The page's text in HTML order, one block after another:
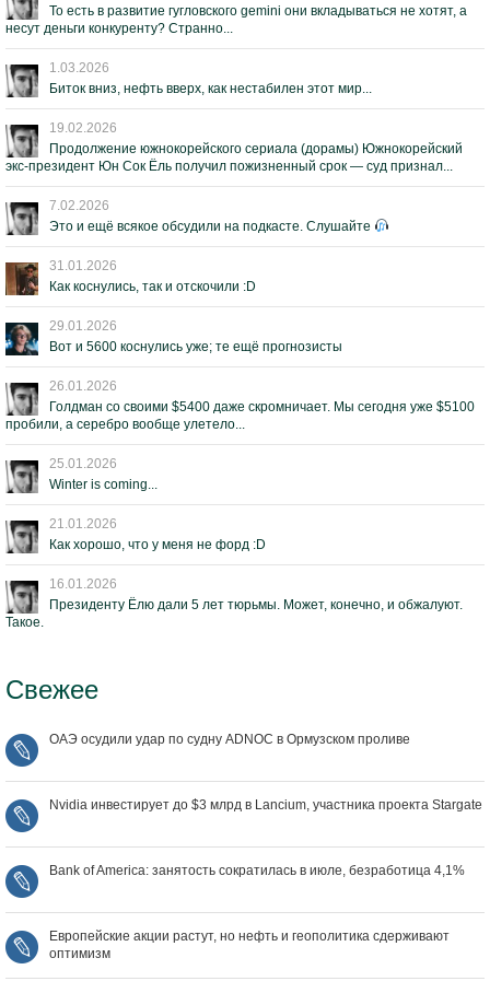
То есть в развитие гугловского gemini они вкладываться не хотят, а
несут деньги конкуренту? Странно...
1.03.2026
Биток вниз, нефть вверх, как нестабилен этот мир...
19.02.2026
Продолжение южнокорейского сериала (дорамы) Южнокорейский
экс-президент Юн Сок Ёль получил пожизненный срок — суд признал...
7.02.2026
Это и ещё всякое обсудили на подкасте. Слушайте
31.01.2026
Как коснулись, так и отскочили :D
29.01.2026
Вот и 5600 коснулись уже; те ещё прогнозисты
26.01.2026
Голдман со своими $5400 даже скромничает. Мы сегодня уже $5100
пробили, а серебро вообще улетело...
25.01.2026
Winter is coming...
21.01.2026
Как хорошо, что у меня не форд :D
16.01.2026
Президенту Ёлю дали 5 лет тюрьмы. Может, конечно, и обжалуют.
Такое.
Свежее
ОАЭ осудили удар по судну ADNOC в Ормузском проливе
Nvidia инвестирует до $3 млрд в Lancium, участника проекта Stargate
Bank of America: занятость сократилась в июле, безработица 4,1%
Европейские акции растут, но нефть и геополитика сдерживают
оптимизм